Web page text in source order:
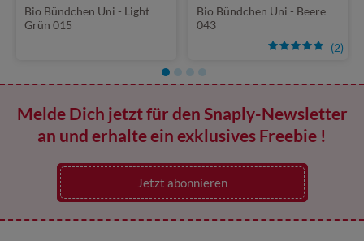
Bio Bündchen Uni - Light
Grün 015
(2)
Bio Bündchen Uni - Beere
043
Melde Dich jetzt für den Snaply-Newsletter
an und erhalte ein exklusives Freebie !
Jetzt abonnieren